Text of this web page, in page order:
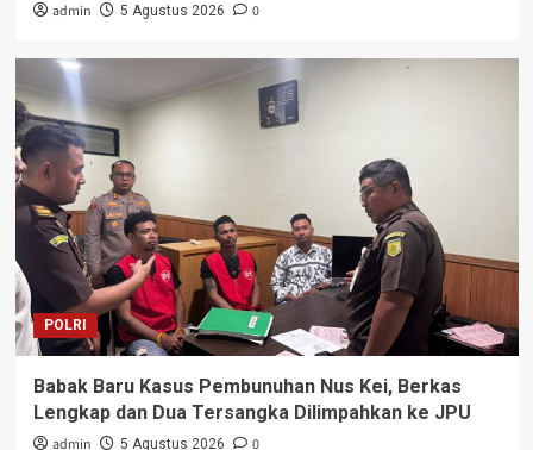
admin 5 Agustus 2026 0
POLRI
Babak Baru Kasus Pembunuhan Nus Kei, Berkas
Lengkap dan Dua Tersangka Dilimpahkan ke JPU
admin 5 Agustus 2026 0